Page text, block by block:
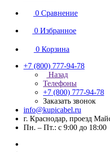
0 Сравнение
0 Избранное
0 Корзина
+7 (800) 777-94-78
Назад
Телефоны
+7 (800) 777-94-78
Заказать звонок
info@kupicabel.ru
г. Краснодар, проезд
Пн. – Пт.: с 9:00 до 18:00